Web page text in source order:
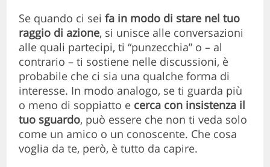
Se quando ci seifa in modo di stare nel tuo
raggio di azione, si unisce alle conversazioni
alle quali partecipi, ti “punzecchia” o – al
contrario – ti sostiene nelle discussioni, è
probabile che ci sia una qualche forma di
interesse. In modo analogo, se ti guarda più
o meno di soppiatto e cerca con insistenza il
tuo sguardo, può essere che non ti veda solo
come un amico o un conoscente. Che cosa
voglia da te, però, è tutto da capire.